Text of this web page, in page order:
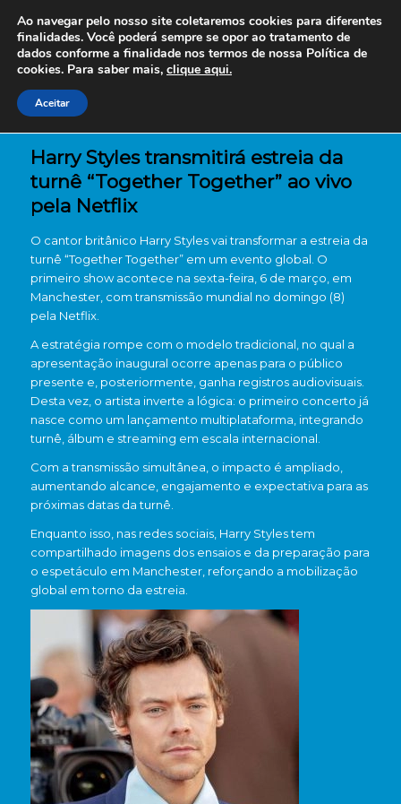
Harry Styles transmitirá estreia da
turnê “Together Together” ao vivo
pela Netflix
O cantor britânico Harry Stylesvai transformar a estreia da
turnê “Together Together” em um evento global. O
primeiro show acontece na sexta-feira, 6 de março, em
Manchester, com transmissão mundial no domingo (8)
pela Netflix.
A estratégia rompe com o modelo tradicional, no qual a
apresentação inaugural ocorre apenas para o público
presente e, posteriormente, ganha registros audiovisuais.
Desta vez, o artista inverte a lógica: o primeiro concerto já
nasce como um lançamento multiplataforma, integrando
turnê, álbum e streaming em escala internacional.
Com a transmissão simultânea, o impacto é ampliado,
aumentando alcance, engajamento e expectativa para as
próximas datas da turnê.
Enquanto isso, nas redes sociais, Harry Styles tem
compartilhado imagens dos ensaios e da preparação para
o espetáculo em Manchester, reforçando a mobilização
global em torno da estreia.
Ao navegar pelo nosso site coletaremos cookies para diferentes
finalidades. Você poderá sempre se opor ao tratamento de
dados conforme a finalidade nos termos de nossa Política de
cookies. Para saber mais, clique aqui.
Aceitar